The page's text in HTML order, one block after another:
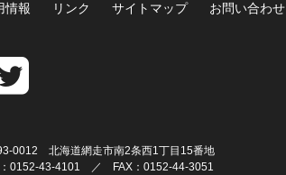
情報 リンク サイトマップ お問い合わせ
0012 北海道網走市南2条西1丁目15番地
0152-43-4101 ／ FAX：0152-44-3051